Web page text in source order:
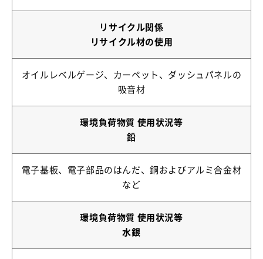
リサイクル関係
リサイクル材の使用
オイルレベルゲージ、カーペット、ダッシュパネルの
吸音材
環境負荷物質 使用状況等
鉛
電子基板、電子部品のはんだ、銅およびアルミ合金材
など
環境負荷物質 使用状況等
水銀